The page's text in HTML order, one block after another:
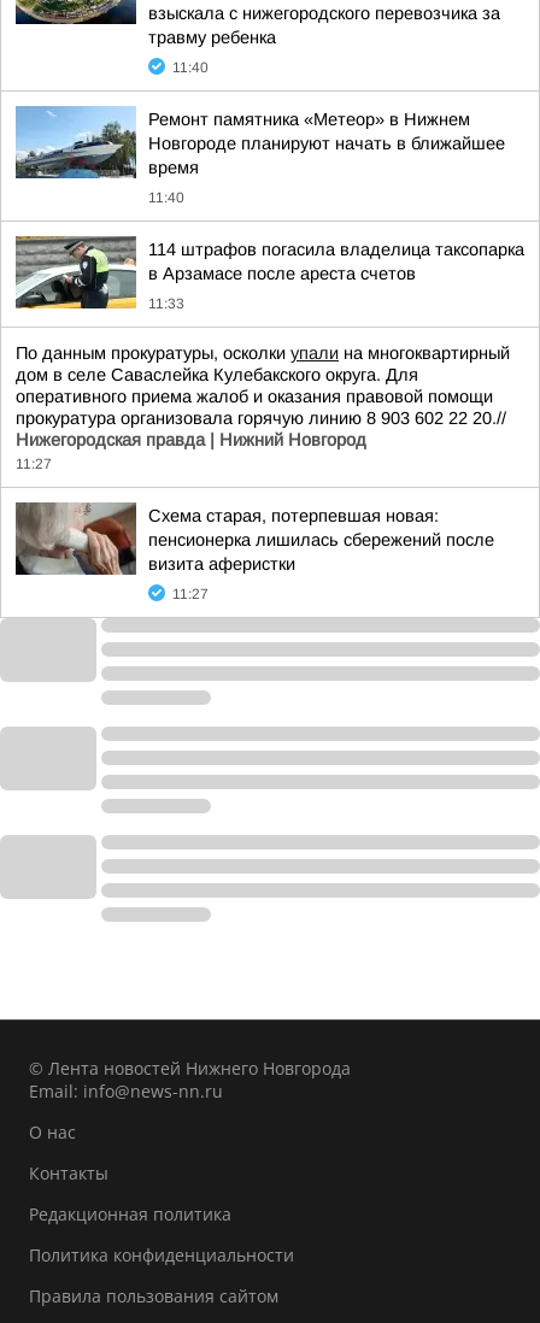
взыскала с нижегородского перевозчика за
травму ребенка
11:40
Ремонт памятника «Метеор» в Нижнем
Новгороде планируют начать в ближайшее
время
11:40
114 штрафов погасила владелица таксопарка
в Арзамасе после ареста счетов
11:33
По данным прокуратуры, осколки упали на многоквартирный
дом в селе Саваслейка Кулебакского округа. Для
оперативного приема жалоб и оказания правовой помощи
прокуратура организовала горячую линию 8 903 602 22 20.//
Нижегородская правда | Нижний Новгород
11:27
Схема старая, потерпевшая новая:
пенсионерка лишилась сбережений после
визита аферистки
11:27
© Лента новостей Нижнего Новгорода
Email: info@news-nn.ru
О нас
Контакты
Редакционная политика
Политика конфиденциальности
Правила пользования сайтом